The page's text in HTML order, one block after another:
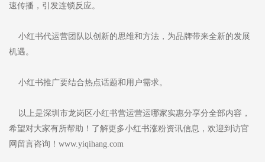
速传播，引发连锁反应。
小红书代运营团队以创新的思维和方法，为品牌带来全新的发展
机遇。
小红书推广要结合热点话题和用户需求。
以上是深圳市龙岗区小红书营运营运哪家实惠分享分全部内容，
希望对大家有所帮助！了解更多小红书涨粉资讯信息，欢迎到访官
网留言咨询！www.yiqihang.com